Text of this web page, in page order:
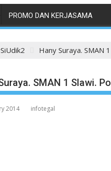
PROMO DAN KERJASAMA
Hany Suraya. SMAN
SMAN 1 Slawi.
2014 infotegal